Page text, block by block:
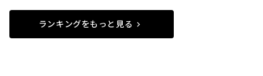
ランキングをもっと見る